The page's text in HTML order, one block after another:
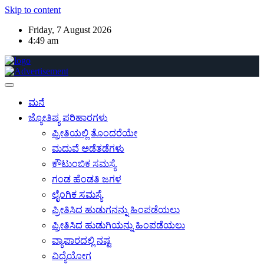
Skip to content
Friday, 7 August 2026
4:49 am
ಮನೆ
ಜ್ಯೋತಿಷ್ಯ ಪರಿಹಾರಗಳು
ಪ್ರೀತಿಯಲ್ಲಿ ತೊಂದರೆಯೇ
ಮದುವೆ ಅಡೆತಡೆಗಳು
ಕೌಟುಂಬಿಕ ಸಮಸ್ಯೆ
ಗಂಡ ಹೆಂಡತಿ ಜಗಳ
ಲೈಂಗಿಕ ಸಮಸ್ಯೆ
ಪ್ರೀತಿಸಿದ ಹುಡುಗನನ್ನು ಹಿಂಪಡೆಯಲು
ಪ್ರೀತಿಸಿದ ಹುಡುಗಿಯನ್ನು ಹಿಂಪಡೆಯಲು
ವ್ಯಾಪಾರದಲ್ಲಿ ನಷ್ಟ
ವಿದ್ಯೆಯೋಗ